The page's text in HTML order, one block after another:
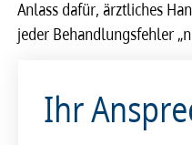
Anlass dafür, ärztliches
jeder Behandlungsfehler
Ihr